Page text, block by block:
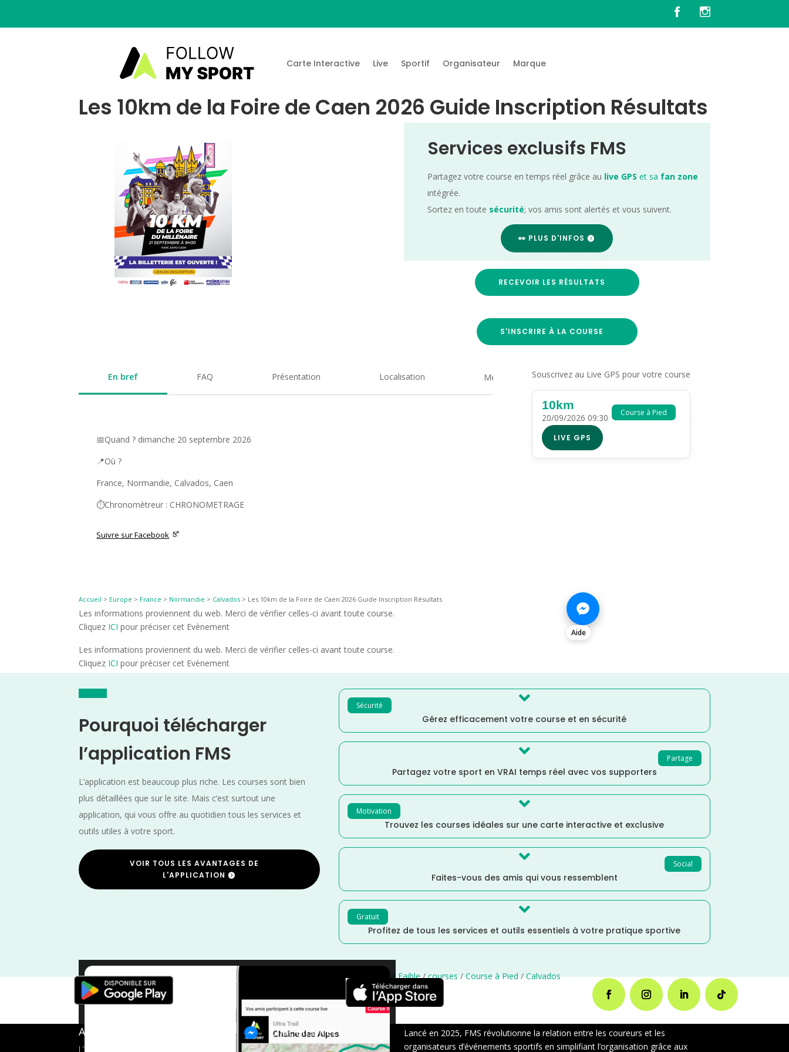
Carte Interactive Live Sportif Organisateur Marque
Les 10km de la Foire de Caen 2026 Guide Inscription Résultats
Services exclusifs FMS
Partagez votre course en temps réel grâce au live GPS et sa fan zone
intégrée.
Sortez en toute sécurité; vos amis sont alertés et vous suivent.
👀 PLUS D'INFOS
RECEVOIR LES RÉSULTATS
S'INSCRIRE À LA COURSE
En bref FAQ Présentation Localisation Medias
📅Quand ? dimanche 20 septembre 2026
📍Où ?
France, Normandie, Calvados, Caen
⏱️Chronomètreur : CHRONOMETRAGE
Suivre sur Facebook
Souscrivez au Live GPS pour votre course
Course à Pied
10km
20/09/2026 09:30
LIVE GPS
Accueil > Europe > France > Normandie > Calvados > Les 10km de la Foire de Caen 2026 Guide Inscription Résultats
Les informations proviennent du web. Merci de vérifier celles-ci avant toute course.
Cliquez ICI pour préciser cet Evènement
Les informations proviennent du web. Merci de vérifier celles-ci avant toute course.
Cliquez ICI pour préciser cet Evènement
Aide
Pourquoi télécharger
l’application FMS
L’application est beaucoup plus riche. Les courses sont bien
plus détaillées que sur le site. Mais c’est surtout une
application, qui vous offre au quotidien tous les services et
outils utiles à votre sport.
VOIR TOUS LES AVANTAGES DE
L'APPLICATION
Sécurité 
Gérez efficacement votre course et en sécurité
Partage

Partagez votre sport en VRAI temps réel avec vos supporters
Motivation 
Trouvez les courses idéales sur une carte interactive et exclusive
Social

Faites-vous des amis qui vous ressemblent
Gratuit 
Profitez de tous les services et outils essentiels à votre pratique sportive
×
France Distance Faible/courses/Course à Pied/Calvados
A propos de FMS
L’application tout-en-un pour les
Chat en Direct
Lancé en 2025, FMS révolutionne la relation entre les coureurs et les
organisateurs d’événements sportifs en simplifiant l’organisation grâce aux